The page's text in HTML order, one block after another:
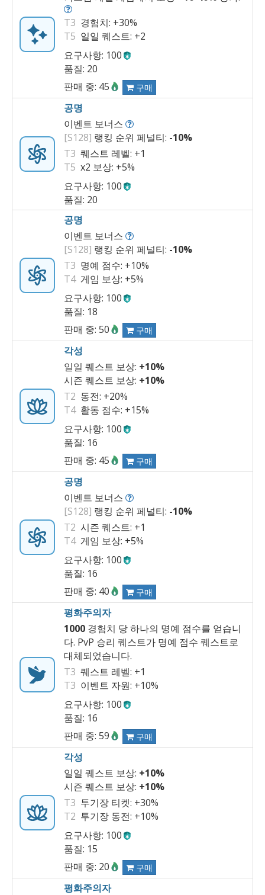
T3 경험치: +30%
T5 일일 퀘스트: +2
요구사항: 100
품질: 20
판매 중: 45
구매
공명
이벤트 보너스
[S128] 랭킹 순위 페널티: -10%
T3 퀘스트 레벨: +1
T5 x2 보상: +5%
요구사항: 100
품질: 20
공명
이벤트 보너스
[S128] 랭킹 순위 페널티: -10%
T3 명예 점수: +10%
T4 게임 보상: +5%
요구사항: 100
품질: 18
판매 중: 50
구매
각성
일일 퀘스트 보상: +10%
시즌 퀘스트 보상: +10%
T2 동전: +20%
T4 활동 점수: +15%
요구사항: 100
품질: 16
판매 중: 45
구매
공명
이벤트 보너스
[S128] 랭킹 순위 페널티: -10%
T2 시즌 퀘스트: +1
T4 게임 보상: +5%
요구사항: 100
품질: 16
판매 중: 40
구매
평화주의자
1000 경험치 당 하나의 명예 점수를 얻습니
다. PvP 승리 퀘스트가 명예 점수 퀘스트로
대체되었습니다.
T3 퀘스트 레벨: +1
T3 이벤트 자원: +10%
요구사항: 100
품질: 16
판매 중: 59
구매
각성
일일 퀘스트 보상: +10%
시즌 퀘스트 보상: +10%
T3 투기장 티켓: +30%
T2 투기장 동전: +10%
요구사항: 100
품질: 15
판매 중: 20
구매
평화주의자